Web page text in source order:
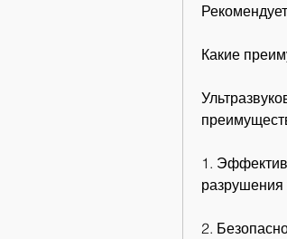
Какие
1.
2.